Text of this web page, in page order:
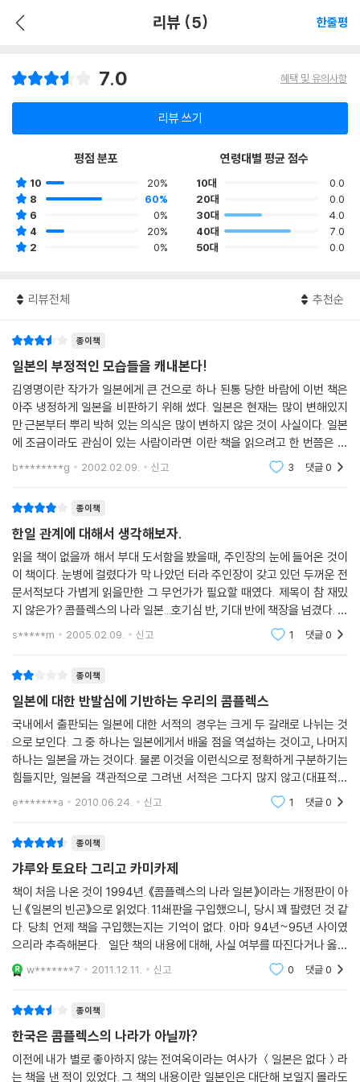
리뷰 (5) 한줄평
7.0 혜택 및 유의사항
리뷰 쓰기
평점 분포
10
20%
8
60%
6
0%
4
20%
2
0%
연령대별 평균 점수
10대
0.0
20대
0.0
30대
4.0
40대
7.0
50대
0.0
리뷰전체 추천순
종이책
일본의 부정적인 모습들을 캐내본다!
김영명이란 작가가 일본에게 큰 건으로 하나 된통 당한 바람에 이번 책은
아주 냉정하게 일본을 비판하기 위해 썼다. 일본은 현재는 많이 변해있지
만 근본부터 뿌리 박혀 있는 의식은 많이 변하지 않은 것이 사실이다. 일본
에 조금이라도 관심이 있는 사람이라면 이란 책을 읽으려고 한 번쯤은 시
도를 해봤을 것이다. 중도에 포기한 경우도 많겠지만~~ ^^ 이 책 역시 국
화와 칼의 내
b********g 2002.02.09. 신고 3 댓글0
종이책
한일 관계에 대해서 생각해보자.
읽을 책이 없을까 해서 부대 도서함을 봤을때, 주인장의 눈에 들어온 것이
이 책이다. 눈병에 걸렸다가 막 나았던 터라 주인장이 갖고 있던 두꺼운 전
문서적보다 가볍게 읽을만한 그 무언가가 필요할 때였다. 제목이 참 재밌
지 않은가? 콤플렉스의 나라 일본...호기심 반, 기대 반에 책장을 넘겼다. 이
책은 일본에 객원 연구원 자격으로 1년간 가 있던 저자가 일본에 대해 적은
s*****m 2005.02.09. 신고 1 댓글0
종이책
일본에 대한 반발심에 기반하는 우리의 콤플렉스
국내에서 출판되는 일본에 대한 서적의 경우는 크게 두 갈래로 나뉘는 것
으로 보인다. 그 중 하나는 일본에게서 배울 점을 역설하는 것이고, 나머지
하나는 일본을 까는 것이다. 물론 이것을 이런식으로 정확하게 구분하기는
힘들지만, 일본을 객관적으로 그려낸 서적은 그다지 많지 않고(대표적으
로는 이원복 교수의 '먼나라 이웃나라'가 있다), 대부분 이런 두 경향성 중
e*******a 2010.06.24. 신고 1 댓글0
종이책
갸루와 토요타 그리고 카미카제
책이 처음 나온 것이 1994년. 《콤플렉스의 나라 일본》이라는 개정판이 아
닌 《일본의 빈곤》으로 읽었다. 11쇄판을 구입했으니, 당시 꽤 팔렸던 것 같
다. 당최 언제 책을 구입했는지는 기억이 없다. 아마 94년~95년 사이였
으리라 추측해본다. 일단 책의 내용에 대해, 사실 여부를 따진다거나 옳고
그름을 논할 생각은 없다. 16년이 훌쩍 지난 ‘한물간’내용이라서가 아니다.
w*******7 2011.12.11. 신고 0 댓글0
종이책
한국은 콤플렉스의 나라가 아닐까?
이전에 내가 별로 좋아하지 않는 전여옥이라는 여사가 ＜일본은 없다＞라
는 책을 낸 적이 있었다. 그 책의 내용이란 일본인은 대단해 보일지 몰라도